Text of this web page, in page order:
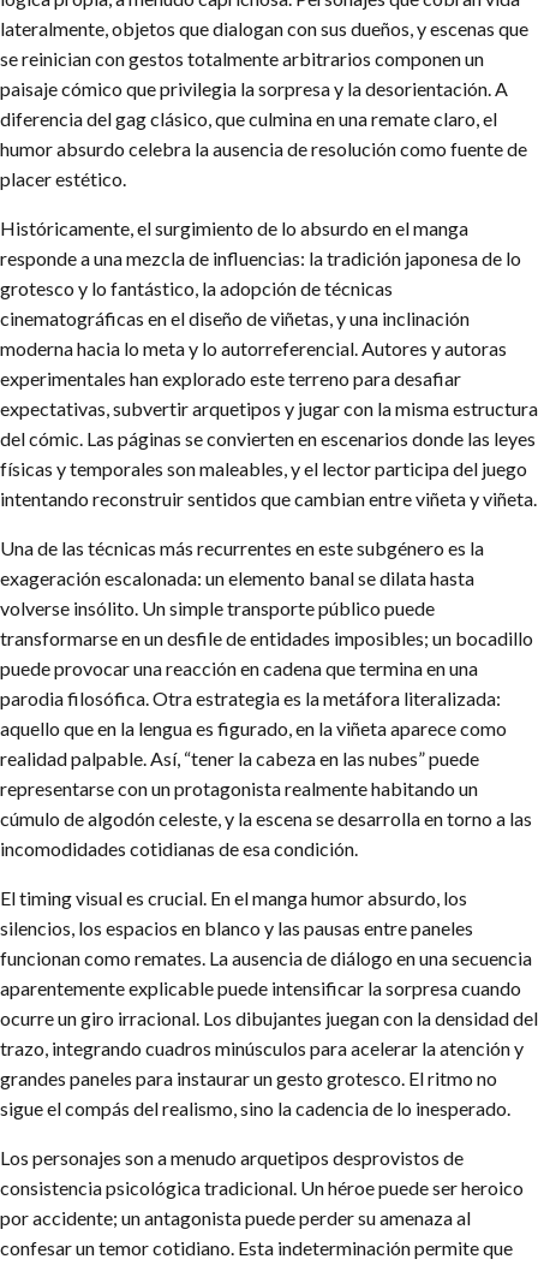
lateralmente, objetos que dialogan con sus dueños, y escenas que
se reinician con gestos totalmente arbitrarios componen un
paisaje cómico que privilegia la sorpresa y la desorientación. A
diferencia del gag clásico, que culmina en una remate claro, el
humor absurdo celebra la ausencia de resolución como fuente de
placer estético.
Históricamente, el surgimiento de lo absurdo en el manga
responde a una mezcla de influencias: la tradición japonesa de lo
grotesco y lo fantástico, la adopción de técnicas
cinematográficas en el diseño de viñetas, y una inclinación
moderna hacia lo meta y lo autorreferencial. Autores y autoras
experimentales han explorado este terreno para desafiar
expectativas, subvertir arquetipos y jugar con la misma estructura
del cómic. Las páginas se convierten en escenarios donde las leyes
físicas y temporales son maleables, y el lector participa del juego
intentando reconstruir sentidos que cambian entre viñeta y viñeta.
Una de las técnicas más recurrentes en este subgénero es la
exageración escalonada: un elemento banal se dilata hasta
volverse insólito. Un simple transporte público puede
transformarse en un desfile de entidades imposibles; un bocadillo
puede provocar una reacción en cadena que termina en una
parodia filosófica. Otra estrategia es la metáfora literalizada:
aquello que en la lengua es figurado, en la viñeta aparece como
realidad palpable. Así, “tener la cabeza en las nubes” puede
representarse con un protagonista realmente habitando un
cúmulo de algodón celeste, y la escena se desarrolla en torno a las
incomodidades cotidianas de esa condición.
El timing visual es crucial. En el manga humor absurdo, los
silencios, los espacios en blanco y las pausas entre paneles
funcionan como remates. La ausencia de diálogo en una secuencia
aparentemente explicable puede intensificar la sorpresa cuando
ocurre un giro irracional. Los dibujantes juegan con la densidad del
trazo, integrando cuadros minúsculos para acelerar la atención y
grandes paneles para instaurar un gesto grotesco. El ritmo no
sigue el compás del realismo, sino la cadencia de lo inesperado.
Los personajes son a menudo arquetipos desprovistos de
consistencia psicológica tradicional. Un héroe puede ser heroico
por accidente; un antagonista puede perder su amenaza al
confesar un temor cotidiano. Esta indeterminación permite que